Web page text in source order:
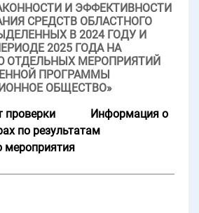
И ЭФФЕКТИВНОСТИ
СРЕДСТВ ОБЛАСТНОГО
В 2024 ГОДУ И
2025 ГОДА НА
ОТДЕЛЬНЫХ МЕРОПРИЯТИЙ
ПРОГРАММЫ
ОБЩЕСТВО»
проверки
Информация о
по результатам
мероприятия